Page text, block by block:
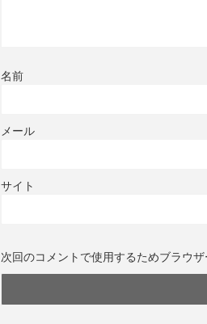
名前
メール
サイト
次回のコメントで使用するためブラウ